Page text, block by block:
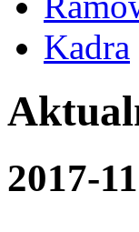
Kadra
2017-